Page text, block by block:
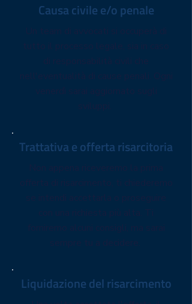
Causa civile e/o penale
Trattativa e offerta risarcitoria
Liquidazione del risarcimento